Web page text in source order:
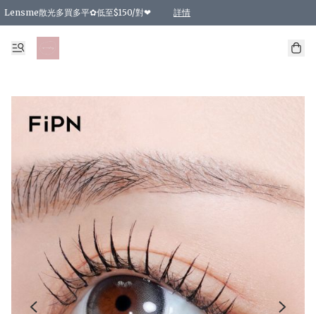
Lensme散光多買多平✿低至$150/對❤ 詳情
台灣Karacon⁩✧日拋 特價清貨❁⃘
日本韓國多款日/月拋現貨☼ 特價❤︎數量有限 售完即止
🇰🇷韓國多款月拋現貨 特價兩對$99✿數量有限 售完即止♫
精選商品，任選買2件或以上9 折；買4件或以上85 折；買6件或以上8 折
精選商品，任選買2件HKD 140.00；買4件HKD 260.00
精選商品，任選買2件HKD 190.00；買4件HKD 360.00
精選商品，任選買2件HKD 110.00；買4件HKD 180.00
精選商品，任選買2件HKD 170.00；買4件HKD 320.00
精選商品，任選買2件或以上減HKD 148.00
精選商品，任選買2件或以上減HKD 148.00
精選商品，任選買2件或以上95 折；買4件或以上9 折；買6件或以上85 折；買8件
精選商品，任選買12件或以上87 折
精選商品，任選買2件或以上減HKD 16.00；買4件或以上減HKD 32.00；買6
精選商品，任選買2件或以上95 折；買4件或以上9 折；買8件或以上85 折；買12
購物滿 HKD 800.00即享免運費優惠！（適用於 特定的送貨方式 )